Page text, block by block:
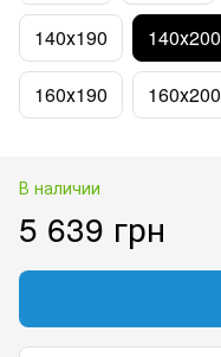
140х190 140х200
160х190 160х200
В наличии
5 639 грн